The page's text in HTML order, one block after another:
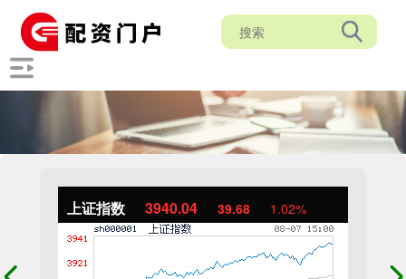
上证指数 3940.04 39.68 1.02%